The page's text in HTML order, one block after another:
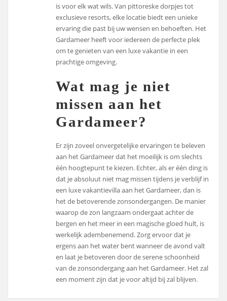
is voor elk wat wils. Van pittoreske dorpjes tot
exclusieve resorts, elke locatie biedt een unieke
ervaring die past bij uw wensen en behoeften. Het
Gardameer heeft voor iedereen de perfecte plek
om te genieten van een luxe vakantie in een
prachtige omgeving.
Wat mag je niet
missen aan het
Gardameer?
Er zijn zoveel onvergetelijke ervaringen te beleven
aan het Gardameer dat het moeilijk is om slechts
één hoogtepunt te kiezen. Echter, als er één ding is
dat je absoluut niet mag missen tijdens je verblijf in
een luxe vakantievilla aan het Gardameer, dan is
het de betoverende zonsondergangen. De manier
waarop de zon langzaam ondergaat achter de
bergen en het meer in een magische gloed hult, is
werkelijk adembenemend. Zorg ervoor dat je
ergens aan het water bent wanneer de avond valt
en laat je betoveren door de serene schoonheid
van de zonsondergang aan het Gardameer. Het zal
een moment zijn dat je voor altijd bij zal blijven.